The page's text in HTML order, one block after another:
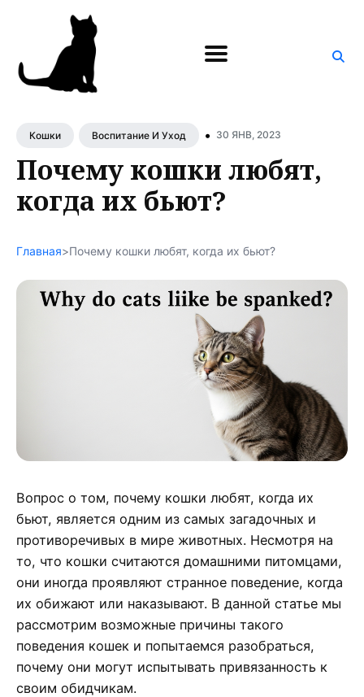
Поиск
Кошки Воспитание И Уход • 30 ЯНВ, 2023
Почему кошки любят,
когда их бьют?
Главная>Почему кошки любят, когда их бьют?
Вопрос о том, почему кошки любят, когда их
бьют, является одним из самых загадочных и
противоречивых в мире животных. Несмотря на
то, что кошки считаются домашними питомцами,
они иногда проявляют странное поведение, когда
их обижают или наказывают. В данной статье мы
рассмотрим возможные причины такого
поведения кошек и попытаемся разобраться,
почему они могут испытывать привязанность к
своим обидчикам.